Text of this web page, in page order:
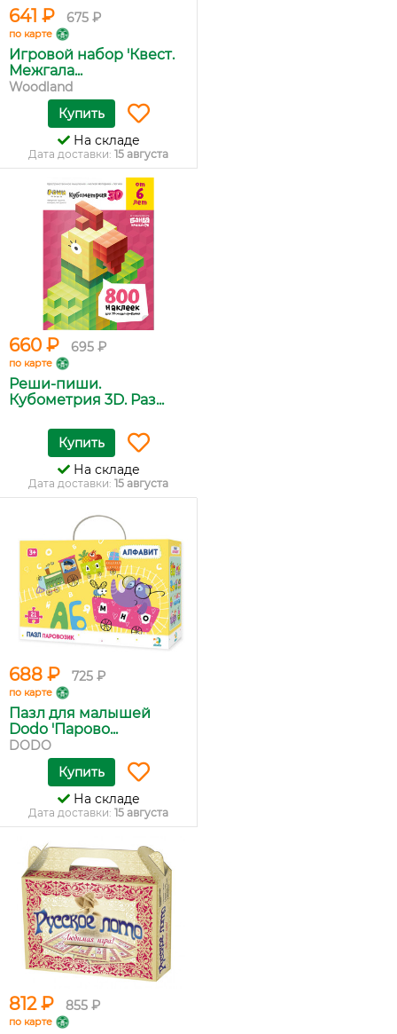
641 ₽ 675 ₽
по карте
Игровой набор 'Квест.
Межгала...
Woodland
Купить
На складе
Дата доставки: 15 августа
660 ₽ 695 ₽
по карте
Реши-пиши.
Кубометрия 3D. Раз...
Купить
На складе
Дата доставки: 15 августа
688 ₽ 725 ₽
по карте
Пазл для малышей
Dodo 'Парово...
DODO
Купить
На складе
Дата доставки: 15 августа
812 ₽ 855 ₽
по карте